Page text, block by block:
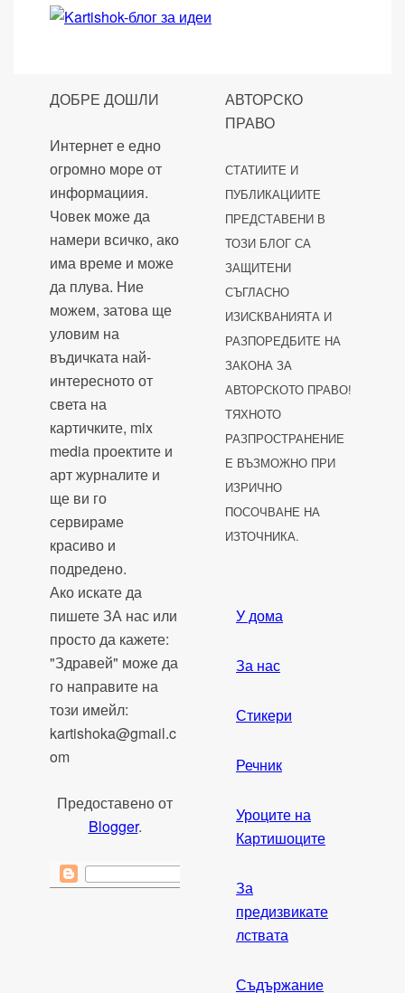
ДОБРЕ ДОШЛИ
Интернет е едно
огромно море от
информациия.
Човек може да
намери всичко, ако
има време и може
да плува. Ние
можем, затова ще
уловим на
въдичката най-
интересното от
света на
картичките, mix
media проектите и
арт журналите и
ще ви го
сервираме
красиво и
подредено.
Ако искате да
пишете ЗА нас или
просто да кажете:
"Здравей" може да
го направите на
този имейл:
kartishoka@gmail.c
om
Предоставено от
Blogger.
АВТОРСКО
ПРАВО
СТАТИИТЕ И
ПУБЛИКАЦИИТЕ
ПРЕДСТАВЕНИ В
ТОЗИ БЛОГ СА
ЗАЩИТЕНИ
СЪГЛАСНО
ИЗИСКВАНИЯТА И
РАЗПОРЕДБИТЕ НА
ЗАКОНА ЗА
АВТОРСКОТО ПРАВО!
ТЯХНОТО
РАЗПРОСТРАНЕНИЕ
Е ВЪЗМОЖНО ПРИ
ИЗРИЧНО
ПОСОЧВАНЕ НА
ИЗТОЧНИКА.
У дома
За нас
Стикери
Речник
Уроците на
Картишоците
За
предизвикате
лствата
Съдържание